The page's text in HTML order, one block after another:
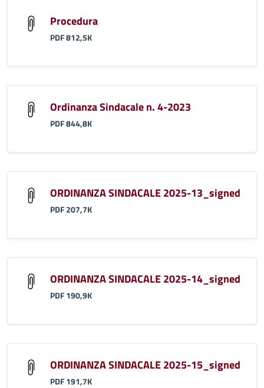
Procedura
PDF 812,5K
Ordinanza Sindacale n. 4-2023
PDF 844,8K
ORDINANZA SINDACALE 2025-13_signed
PDF 207,7K
ORDINANZA SINDACALE 2025-14_signed
PDF 190,9K
ORDINANZA SINDACALE 2025-15_signed
PDF 191,7K